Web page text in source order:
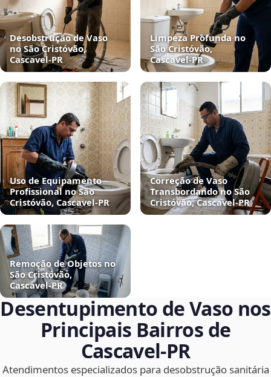
Desobstrução de Vaso
no São Cristóvão,
Cascavel‑PR
Limpeza Profunda no
São Cristóvão,
Cascavel‑PR
Uso de Equipamento
Profissional no São
Cristóvão, Cascavel‑PR
Correção de Vaso
Transbordando no São
Cristóvão, Cascavel‑PR
Remoção de Objetos no
São Cristóvão,
Cascavel‑PR
Desentupimento de Vaso nos
Principais Bairros de
Cascavel‑PR
Atendimentos especializados para desobstrução sanitária